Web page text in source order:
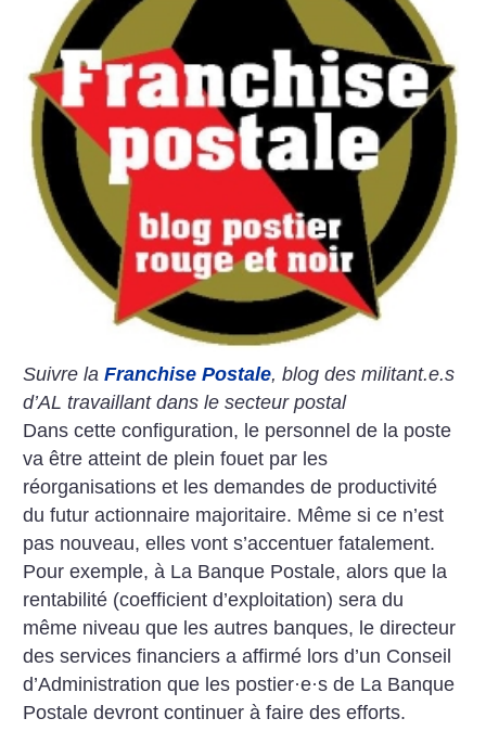
Suivre laFranchise Postale, blog des militant.e.s
d’AL travaillant dans le secteur postal
Dans cette configuration, le personnel de la poste
va être atteint de plein fouet par les
réorganisations et les demandes de productivité
du futur actionnaire majoritaire. Même si ce n’est
pas nouveau, elles vont s’accentuer fatalement.
Pour exemple, à La Banque Postale, alors que la
rentabilité (coefficient d’exploitation) sera du
même niveau que les autres banques, le directeur
des services financiers a affirmé lors d’un Conseil
d’Administration que les postier·e·s de La Banque
Postale devront continuer à faire des efforts.